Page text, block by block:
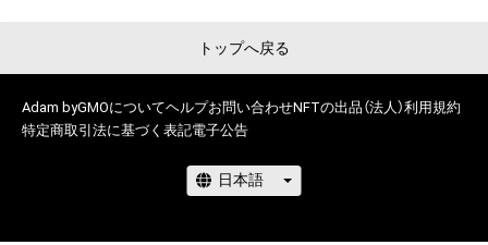
トップへ戻る
Adam byGMOについてヘルプお問い合わせNFTの出品（法人）利用規約
特定商取引法に基づく表記電子公告